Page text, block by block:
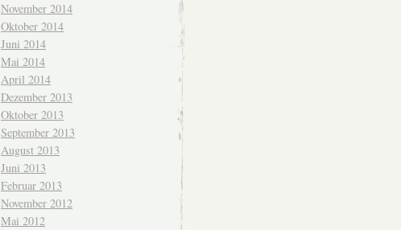
November 2014
Oktober 2014
Juni 2014
Mai 2014
April 2014
Dezember 2013
Oktober 2013
September 2013
August 2013
Juni 2013
Februar 2013
November 2012
Mai 2012